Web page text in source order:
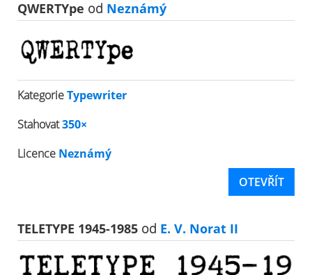
QWERTYpe od Neznámý
KategorieTypewriter
Stahovat350×
Licence Neznámý
OTEVŘÍT
TELETYPE 1945-1985 od E. V. Norat II